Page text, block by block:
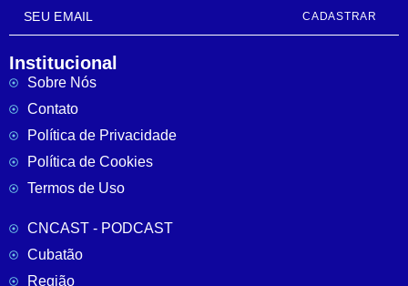
CADASTRAR
Institucional
Sobre Nós
Contato
Política de Privacidade
Política de Cookies
Termos de Uso
CNCAST - PODCAST
Cubatão
Região